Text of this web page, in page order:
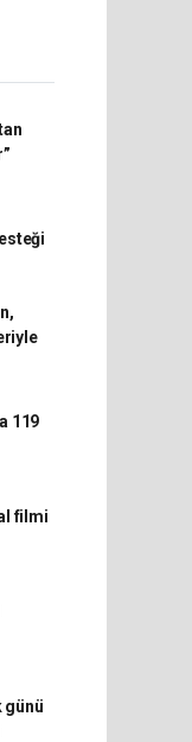
119
filmi
günü